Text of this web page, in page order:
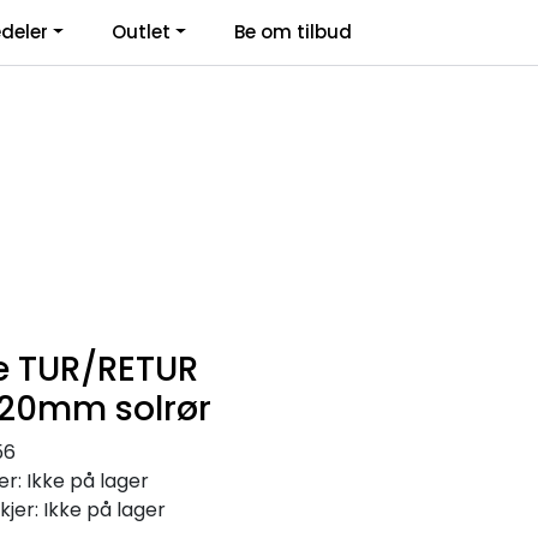
Kontakt Oss Logg inn
Outlet Be om tilbud
RETUR
solrør
Ikke på lager
Ikke på lager